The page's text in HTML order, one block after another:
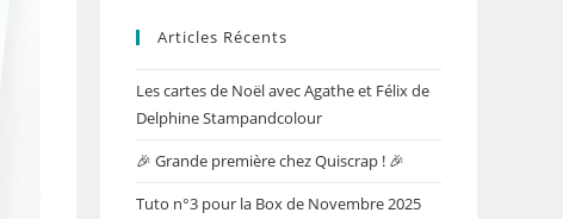
Articles Récents
Les cartes de Noël avec Agathe et Félix de
Delphine Stampandcolour
🎉 Grande première chez Quiscrap ! 🎉
Tuto n°3 pour la Box de Novembre 2025